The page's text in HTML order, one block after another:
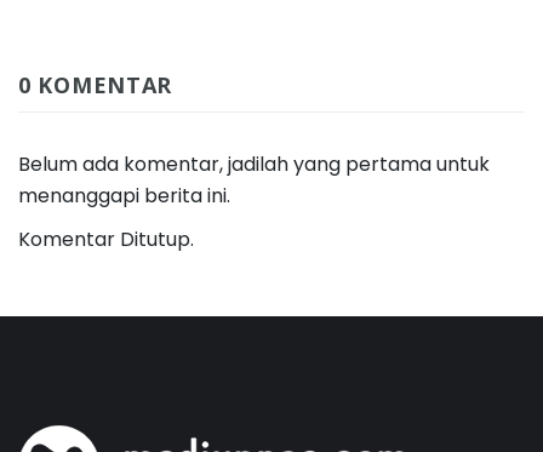
0 KOMENTAR
Belum ada komentar, jadilah yang pertama untuk
menanggapi berita ini.
Komentar Ditutup.